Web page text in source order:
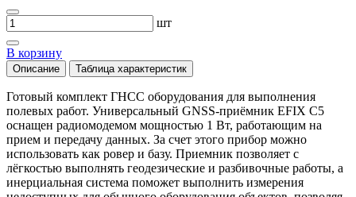
шт
В корзину
Описание Таблица характеристик
Готовый комплект ГНСС оборудования для выполнения
полевых работ. Универсальный GNSS-приёмник EFIX C5
оснащен радиомодемом мощностью 1 Вт, работающим на
прием и передачу данных. За счет этого прибор можно
использовать как ровер и базу. Приемник позволяет с
лёгкостью выполнять геодезические и разбивочные работы, а
инерциальная система поможет выполнить измерения